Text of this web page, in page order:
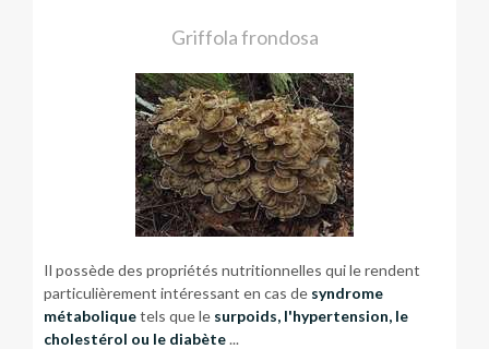
Griffola frondosa
Il possède des propriétés nutritionnelles qui le rendent
particulièrement intéressant en cas de syndrome
métaboliquetels que le surpoids, l'hypertension, le
cholestérol ou le diabète...